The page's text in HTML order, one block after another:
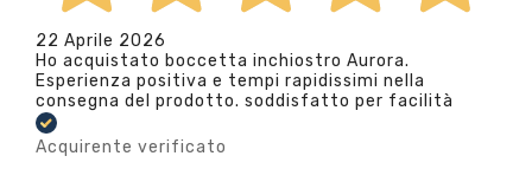
22 Aprile 2026
Ho acquistato boccetta inchiostro Aurora.
Esperienza positiva e tempi rapidissimi nella
consegna del prodotto. soddisfatto per facilità
Acquirente verificato